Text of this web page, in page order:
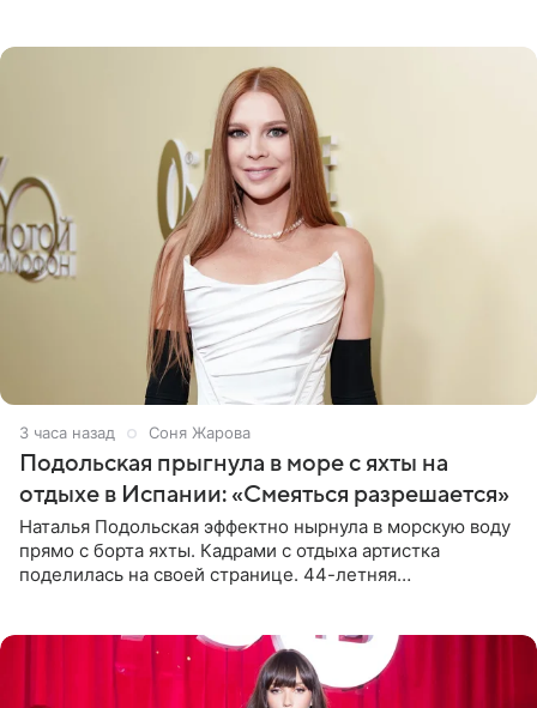
3 часа назад Соня Жарова
Подольская прыгнула в море с яхты на
отдыхе в Испании: «Смеяться разрешается»
Наталья Подольская эффектно нырнула в морскую воду
прямо с борта яхты. Кадрами с отдыха артистка
поделилась на своей странице. 44-летняя